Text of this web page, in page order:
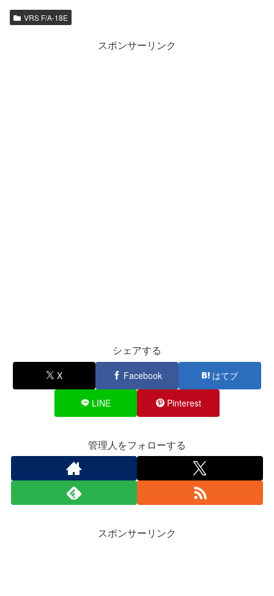
VRS F/A-18E
スポンサーリンク
シェアする
X Facebook はてブ
LINE Pinterest
管理人をフォローする
スポンサーリンク